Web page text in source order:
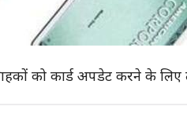
दिया था।
के लिए तीन साल से ज्यादा
को कार्ड अपडेट करने के